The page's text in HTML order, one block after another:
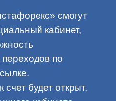
смогут
кабинет,
по
счет будет открыт,